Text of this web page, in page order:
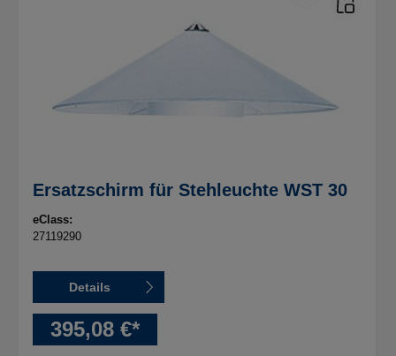
Ersatzschirm für Stehleuchte WST 30
eClass:
27119290
Details
395,08 €*